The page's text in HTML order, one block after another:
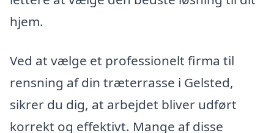
hjem.
Ved at vælge et professionelt firma til
rensning af din træterrasse i Gelsted,
sikrer du dig, at arbejdet bliver udført
korrekt og effektivt. Mange af disse